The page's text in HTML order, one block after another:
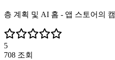
층 계획 및 AI 홈 - 앱 스토어의
5
708 조회